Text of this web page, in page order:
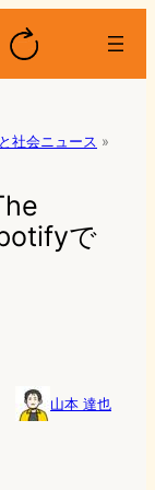
社会ニュース »
で
山本 達也